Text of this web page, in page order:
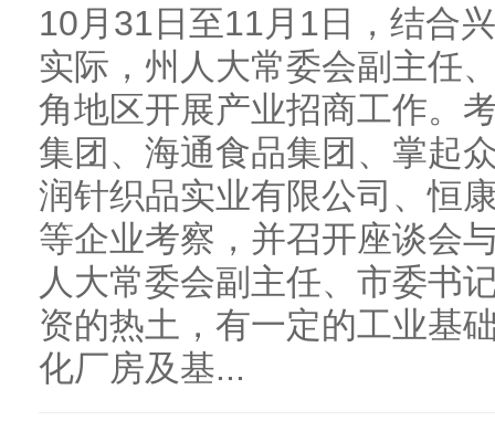
10月31日至11月1日，结合
实际，州人大常委会副主任
角地区开展产业招商工作。
集团、海通食品集团、掌起
润针织品实业有限公司、恒
等企业考察，并召开座谈会
人大常委会副主任、市委书
资的热土，有一定的工业基
化厂房及基...